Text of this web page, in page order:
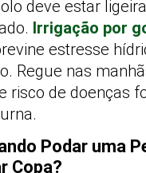
deve estar
Irrigação por
estresse
Regue nas
risco de doenças
Podar uma
Copa?